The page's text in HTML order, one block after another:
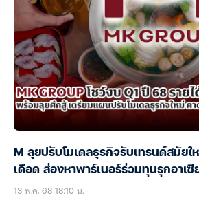
M ลุยปรับโมเดลธุรกิจรับเทรนด์สมัย
เดือด ส่องหาพาร์เนอร์ร่วมทุนรุกอาเซี
13 พ.ค. 68 18:10 น.